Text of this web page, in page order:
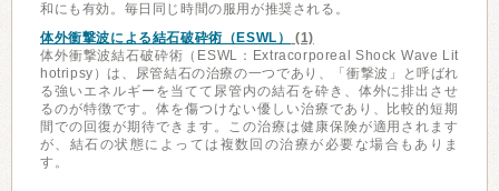
和にも有効。毎日同じ時間の服用が推奨される。
体外衝撃波による結石破砕術（ESWL）
(1)
体外衝撃波結石破砕術（ESWL：Extracorporeal Shock Wave Lit
hotripsy）は、尿管結石の治療の一つであり、「衝撃波」と呼ばれ
る強いエネルギーを当てて尿管内の結石を砕き、体外に排出させ
るのが特徴です。体を傷つけない優しい治療であり、比較的短期
間での回復が期待できます。この治療は健康保険が適用されます
が、結石の状態によっては複数回の治療が必要な場合もありま
す。